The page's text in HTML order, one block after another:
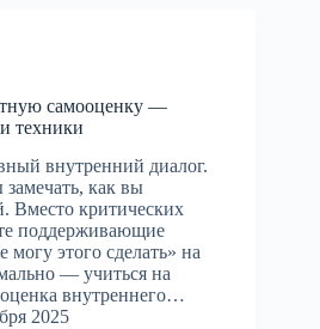
самооценку —
техники
внутренний диалог.
как вы
Вместо критических
поддерживающие
этого сделать» на
— учиться на
внутреннего…
2025